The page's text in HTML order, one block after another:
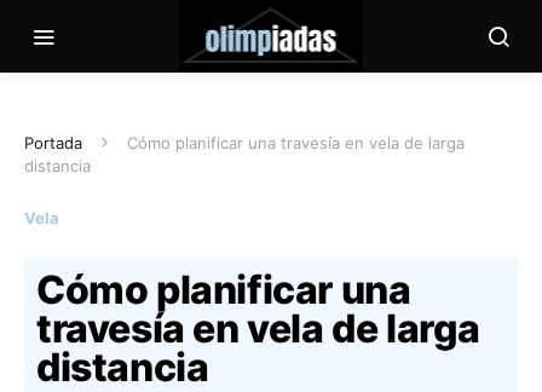
Portada
Cómo planificar una travesía en vela de larga
distancia
Vela
Cómo planificar una
travesía en vela de larga
distancia